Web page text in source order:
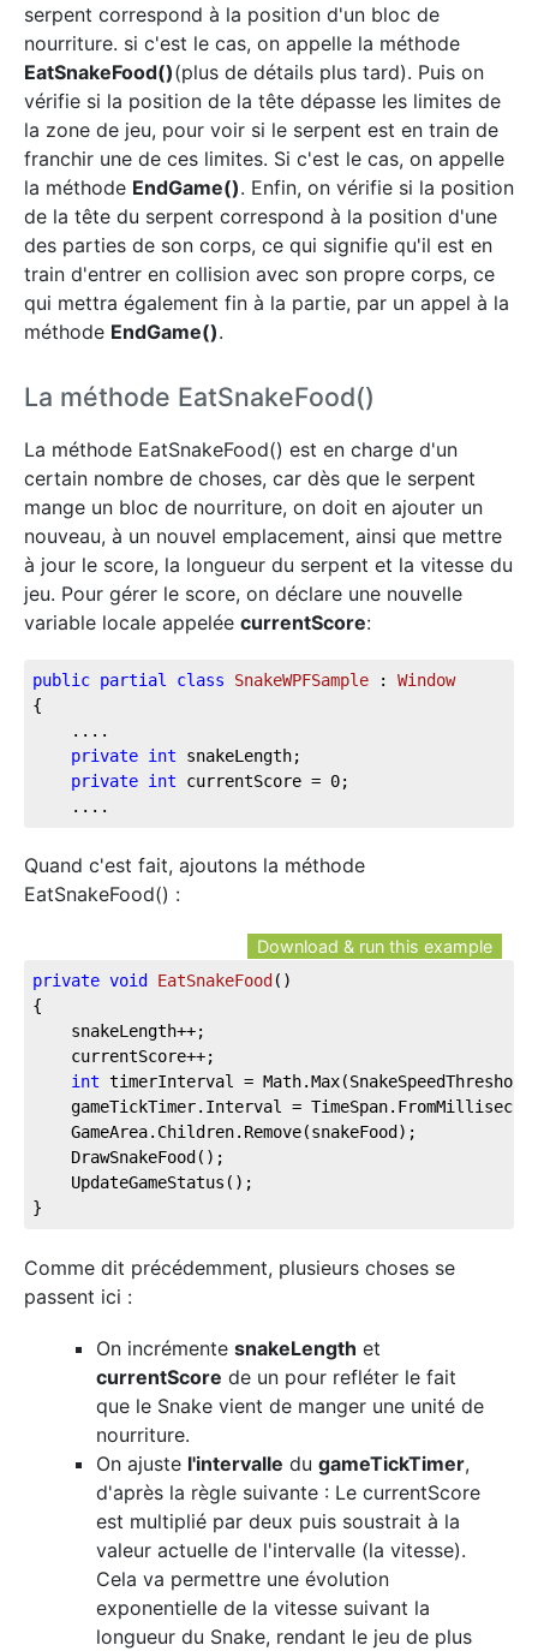
serpent correspond à la position d'un bloc de
nourriture. si c'est le cas, on appelle la méthode
EatSnakeFood()(plus de détails plus tard). Puis on
vérifie si la position de la tête dépasse les limites de
la zone de jeu, pour voir si le serpent est en train de
franchir une de ces limites. Si c'est le cas, on appelle
la méthode EndGame(). Enfin, on vérifie si la position
de la tête du serpent correspond à la position d'une
des parties de son corps, ce qui signifie qu'il est en
train d'entrer en collision avec son propre corps, ce
qui mettra également fin à la partie, par un appel à la
méthode EndGame().
La méthode EatSnakeFood()
La méthode EatSnakeFood() est en charge d'un
certain nombre de choses, car dès que le serpent
mange un bloc de nourriture, on doit en ajouter un
nouveau, à un nouvel emplacement, ainsi que mettre
à jour le score, la longueur du serpent et la vitesse du
jeu. Pour gérer le score, on déclare une nouvelle
variable locale appelée currentScore:
public partial class SnakeWPFSample : Window
{
....
private int snakeLength;
private int currentScore = 0;
....
Quand c'est fait, ajoutons la méthode
EatSnakeFood() :
Download & run this example
private void EatSnakeFood ( )
{
snakeLength++;
currentScore++;
int timerInterval =
gameTickTimer.Interval =
GameArea.Children.Remove(snakeFood);
DrawSnakeFood();
UpdateGameStatus();
}
Comme dit précédemment, plusieurs choses se
passent ici :
On incrémente snakeLength et
currentScore de un pour refléter le fait
que le Snake vient de manger une unité de
nourriture.
On ajuste l'intervalle du gameTickTimer,
d'après la règle suivante : Le currentScore
est multiplié par deux puis soustrait à la
valeur actuelle de l'intervalle (la vitesse).
Cela va permettre une évolution
exponentielle de la vitesse suivant la
longueur du Snake, rendant le jeu de plus